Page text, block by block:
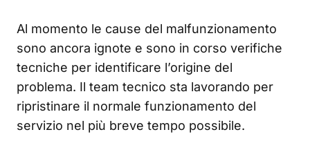
Al momento le cause del malfunzionamento
sono ancora ignote e sono in corso verifiche
tecniche per identificare l’origine del
problema. Il team tecnico sta lavorando per
ripristinare il normale funzionamento del
servizio nel più breve tempo possibile.